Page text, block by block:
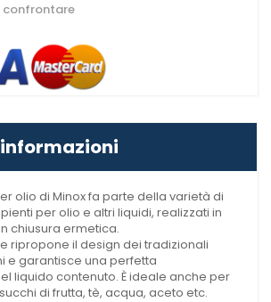
confrontare
olio di Minox fa parte della varietà di
per olio e altri liquidi, realizzati in
chiusura ermetica.
ripropone il design dei tradizionali
e garantisce una perfetta
liquido contenuto. È ideale anche per
di frutta, tè, acqua, aceto etc.